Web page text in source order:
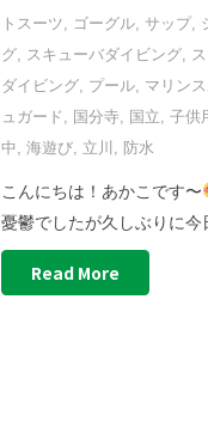
トスーツ, ゴーグル, サップ,
グ, スキューバダイビング,
ダイビング, プール, マリン
ュガード , 国分寺, 国立,子供
中,海遊び, 立川 , 防水
こんにちは！あかこです〜
憂鬱でしたが久しぶりに今
Read More